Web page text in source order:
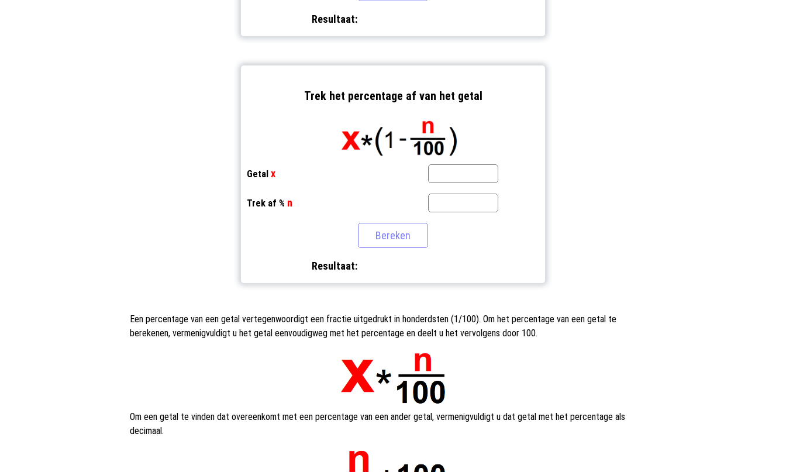
Resultaat:
Trek het percentage af van het getal
Getal x
Trek af % n
Resultaat:
Een percentage van een getal vertegenwoordigt een fractie uitgedrukt in honderdsten (1/100). Om het percentage van een getal te
berekenen, vermenigvuldigt u het getal eenvoudigweg met het percentage en deelt u het vervolgens door 100.
Om een getal te vinden dat overeenkomt met een percentage van een ander getal, vermenigvuldigt u dat getal met het percentage als
decimaal.